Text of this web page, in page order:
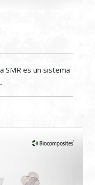
SMR es un sistema